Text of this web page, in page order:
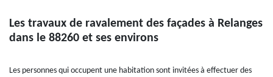
Les travaux de ravalement des façades à Relanges
dans le 88260 et ses environs
Les personnes qui occupent une habitation sont invitées à effectuer des